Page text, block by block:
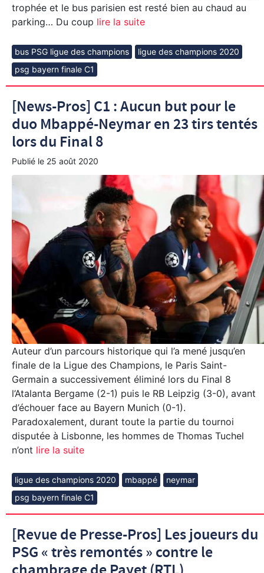
trophée et le bus parisien est resté bien au chaud au
parking… Du coup lire la suite
bus PSG ligue des champions
ligue des champions 2020
psg bayern finale C1
[News-Pros] C1 : Aucun but pour le
duo Mbappé-Neymar en 23 tirs tentés
lors du Final 8
Publié le 25 août 2020
Auteur d’un parcours historique qui l’a mené jusqu’en
finale de la Ligue des Champions, le Paris Saint-
Germain a successivement éliminé lors du Final 8
l’Atalanta Bergame (2-1) puis le RB Leipzig (3-0), avant
d’échouer face au Bayern Munich (0-1).
Paradoxalement, durant toute la partie du tournoi
disputée à Lisbonne, les hommes de Thomas Tuchel
n’ont lire la suite
ligue des champions 2020 mbappé
neymar
psg bayern finale C1
[Revue de Presse-Pros] Les joueurs du
PSG « très remontés » contre le